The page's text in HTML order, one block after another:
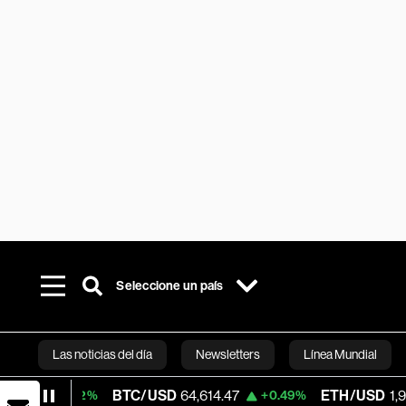
Seleccione un país
Las noticias del día Newsletters Línea Mundial
Bloomberg
BTC/USD 64,614.47 +0.49% ETH/USD 1,913.195